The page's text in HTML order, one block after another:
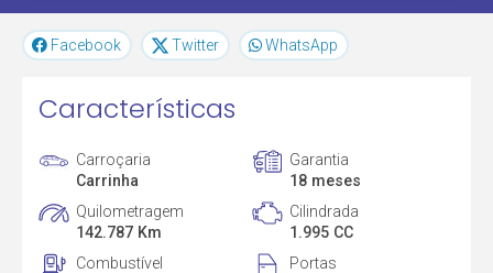
Facebook Twitter WhatsApp
Características
Carroçaria
Carrinha
Garantia
18 meses
Quilometragem
142.787 Km
Cilindrada
1.995 CC
Combustível
Portas